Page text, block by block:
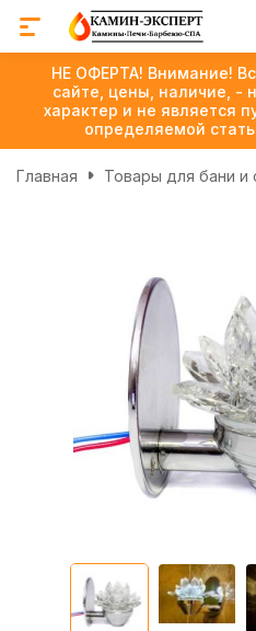
НЕ ОФЕРТА! Внимание!
сайте, цены, наличие, -
характер и не является
определяемой
Главная Товары для бани и